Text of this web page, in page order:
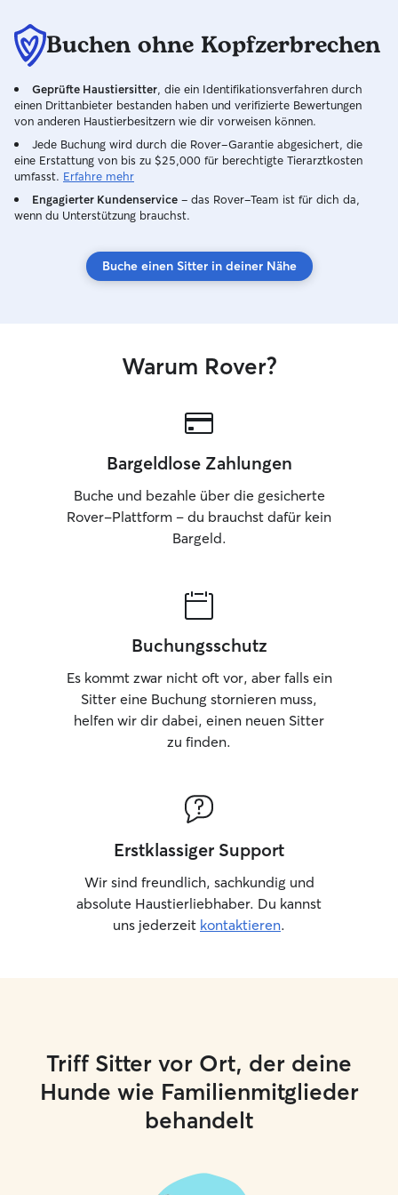
Buchen ohne Kopfzerbrechen
Geprüfte Haustiersitter , die ein Identifikationsverfahren durch
einen Drittanbieter bestanden haben und verifizierte Bewertungen
von anderen Haustierbesitzern wie dir vorweisen können.
Jede Buchung wird durch die Rover-Garantie abgesichert, die
eine Erstattung von bis zu $25,000 für berechtigte Tierarztkosten
umfasst. Erfahre mehr
Engagierter Kundenservice – das Rover-Team ist für dich da,
wenn du Unterstützung brauchst.
Buche einen Sitter in deiner Nähe
Warum Rover?
Bargeldlose Zahlungen
Buche und bezahle über die gesicherte
Rover-Plattform – du brauchst dafür kein
Bargeld.
Buchungsschutz
Es kommt zwar nicht oft vor, aber falls ein
Sitter eine Buchung stornieren muss,
helfen wir dir dabei, einen neuen Sitter
zu finden.
Erstklassiger Support
Wir sind freundlich, sachkundig und
absolute Haustierliebhaber. Du kannst
uns jederzeit kontaktieren.
Triff Sitter vor Ort, der deine
Hunde wie Familienmitglieder
behandelt